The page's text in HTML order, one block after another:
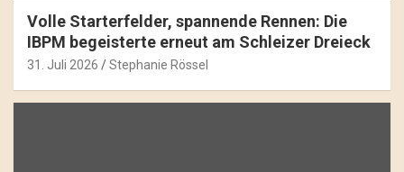
Volle Starterfelder, spannende Rennen: Die
IBPM begeisterte erneut am Schleizer Dreieck
31. Juli 2026 Stephanie Rössel